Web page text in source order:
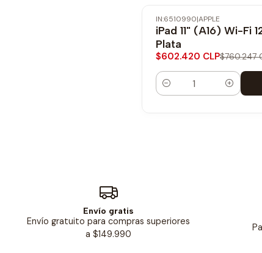
-21% OFF
Envío Gratis
IN:6510990|APPLE
iPad 11" (A16) Wi-Fi
Plata
$602.420 CLP$760.247
Cantidad
Envío gratis
Envío gratuito para compras superiores
a $149.990